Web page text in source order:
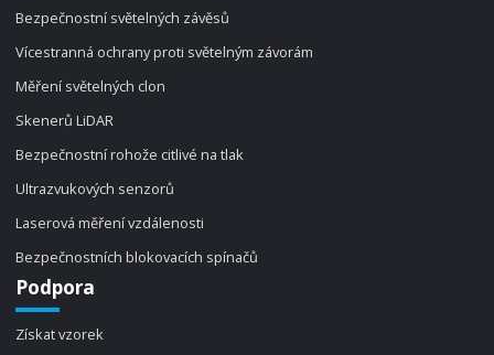
Bezpečnostní světelných závěsů
Vícestranná ochrany proti světelným závorám
Měření světelných clon
Skenerů LiDAR
Bezpečnostní rohože citlivé na tlak
Ultrazvukových senzorů
Laserová měření vzdálenosti
Bezpečnostních blokovacích spínačů
Podpora
Získat vzorek